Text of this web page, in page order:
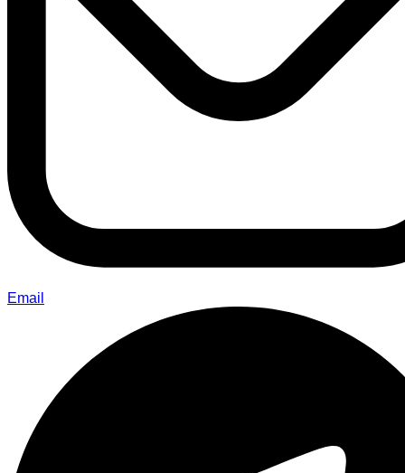
Email